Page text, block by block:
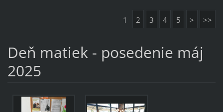
1 2 3 4 5 > >>
Deň matiek - posedenie máj
2025